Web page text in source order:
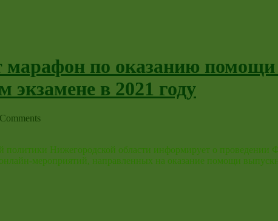
марафон по оказанию
экзамене в 2021 году
Нижегородской области информирует о проведении
мероприятий, направленных на оказание помощи